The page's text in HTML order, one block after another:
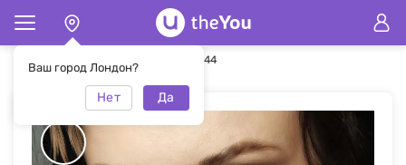
Ваш город Лондон?
Нет Да
Макияж #49944